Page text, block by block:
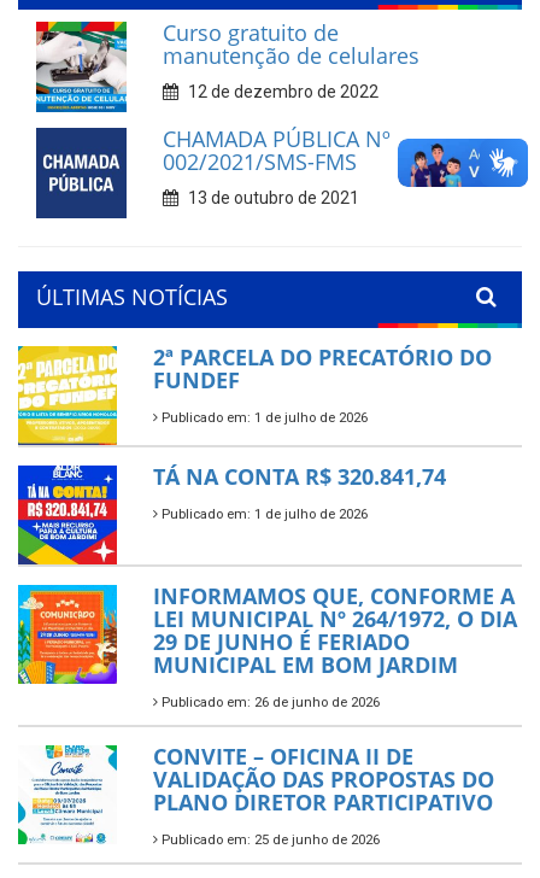
Curso gratuito de
manutenção de celulares
12 de dezembro de 2022
CHAMADA PÚBLICA Nº
002/2021/SMS-FMS
13 de outubro de 2021
ÚLTIMAS NOTÍCIAS
2ª PARCELA DO PRECATÓRIO DO
FUNDEF
Publicado em: 1 de julho de 2026
TÁ NA CONTA R$ 320.841,74
Publicado em: 1 de julho de 2026
INFORMAMOS QUE, CONFORME A
LEI MUNICIPAL Nº 264/1972, O DIA
29 DE JUNHO É FERIADO
MUNICIPAL EM BOM JARDIM
Publicado em: 26 de junho de 2026
CONVITE – OFICINA II DE
VALIDAÇÃO DAS PROPOSTAS DO
PLANO DIRETOR PARTICIPATIVO
Publicado em: 25 de junho de 2026